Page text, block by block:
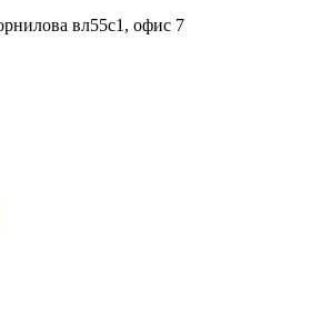
вл55с1, офис 7